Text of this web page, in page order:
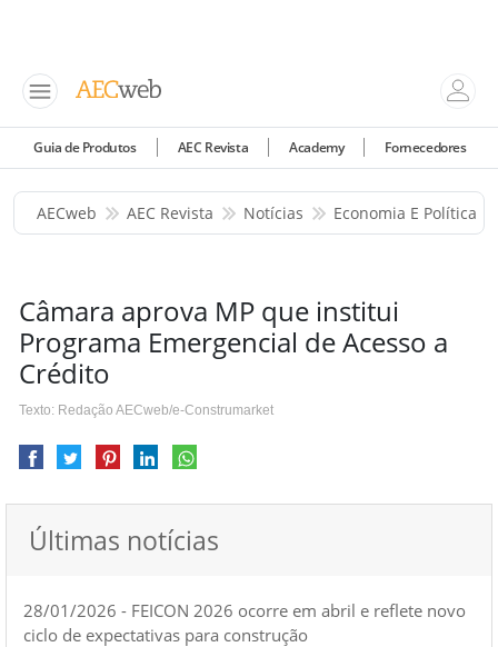
Guia de Produtos AEC Revista Academy Fornecedores
AECweb AEC Revista Notícias Economia E Política
Câmara aprova MP que institui
Programa Emergencial de Acesso a
Crédito
Texto: Redação AECweb/e-Construmarket
Últimas notícias
28/01/2026 - FEICON 2026 ocorre em abril e reflete novo
ciclo de expectativas para construção